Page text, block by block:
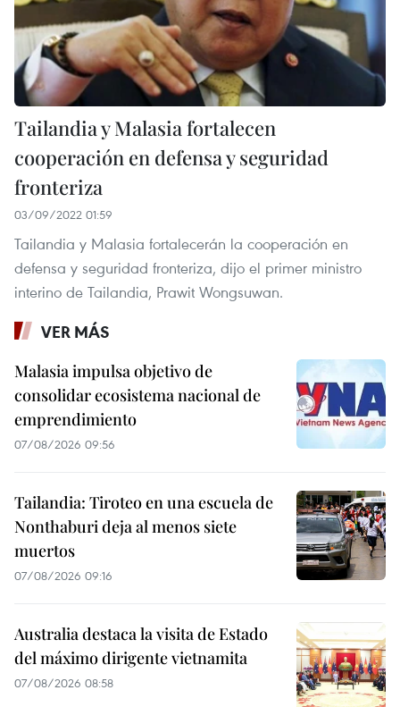
Tailandia y Malasia fortalecen
cooperación en defensa y seguridad
fronteriza
03/09/2022 01:59
Tailandia y Malasia fortalecerán la cooperación en
defensa y seguridad fronteriza, dijo el primer ministro
interino de Tailandia, Prawit Wongsuwan.
VER MÁS
Malasia impulsa objetivo de
consolidar ecosistema nacional de
emprendimiento
07/08/2026 09:56
Tailandia: Tiroteo en una escuela de
Nonthaburi deja al menos siete
muertos
07/08/2026 09:16
Australia destaca la visita de Estado
del máximo dirigente vietnamita
07/08/2026 08:58